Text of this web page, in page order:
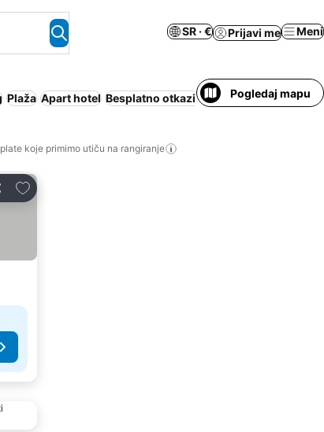
SR · € Prijavi me Meni
Plaža Apart hotel Besplatno otkazivanje Pogledaj mapu
koje primimo utiču na rangiranje
Dodati u favorite